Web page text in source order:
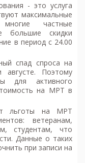
- это услуга
максимальные
частные
большие скидки
в период с 24.00
спад спроса на
августе. Поэтому
для активного
на МРТ в
льготы на МРТ
ветеранам,
студентам, что
Данные о таких
при записи на